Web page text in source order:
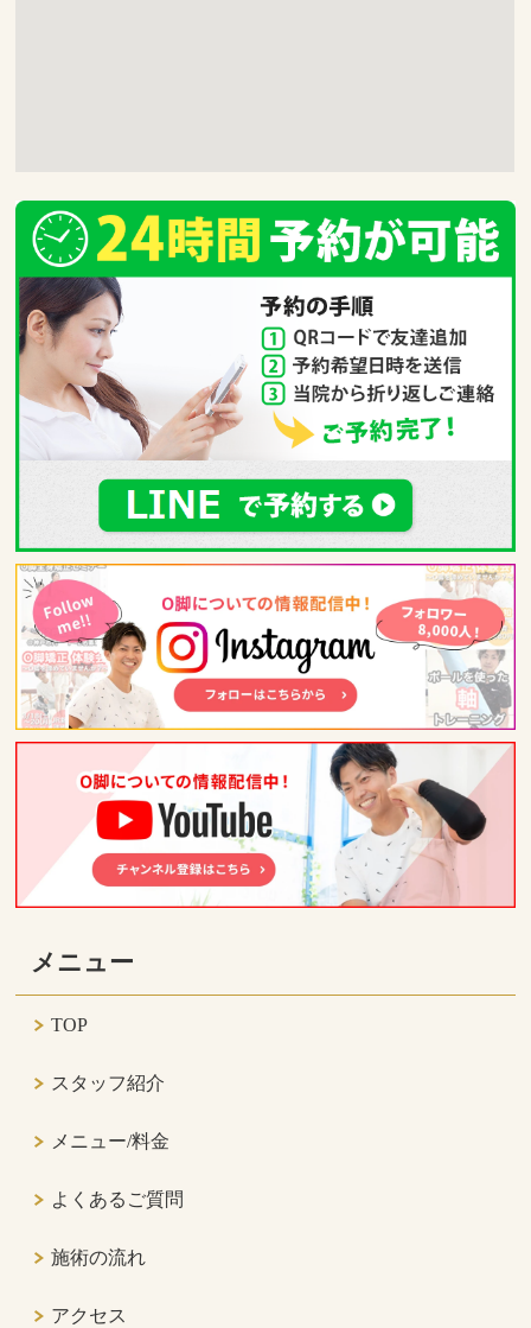
メニュー
TOP
スタッフ紹介
メニュー/料金
よくあるご質問
施術の流れ
アクセス